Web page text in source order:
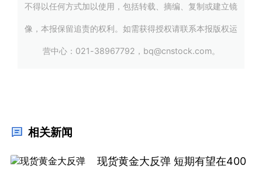
不得以任何方式加以使用，包括转载、摘编、复制或建立镜
像，本报保留追责的权利。如需获得授权请联系本报版权运
营中心：021-38967792，bq@cnstock.com。
相关新闻
现货黄金大反弹 短期有望在400